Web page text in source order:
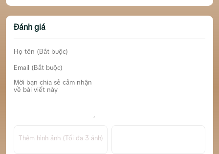
Đánh giá
Thêm hình ảnh (Tối đa 3 ảnh)